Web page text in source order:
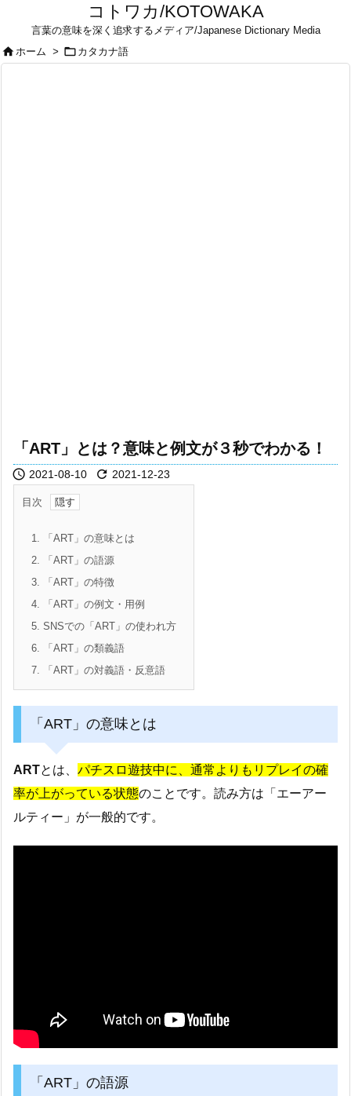
コトワカ/KOTOWAKA
言葉の意味を深く追求するメディア/Japanese Dictionary Media
ホーム >  カタカナ語
「ART」とは？意味と例文が３秒でわかる！
 2021-08-10  2021-12-23
目次
1. 「ART」の意味とは
2. 「ART」の語源
3. 「ART」の特徴
4. 「ART」の例文・用例
5. SNSでの「ART」の使われ方
6. 「ART」の類義語
7. 「ART」の対義語・反意語
「ART」の意味とは
ARTとは、 パチスロ遊技中に、通常よりもリプレイの確
率が上がっている状態のことです。読み方は「エーアー
ルティー」が一般的です。
「ART」の語源